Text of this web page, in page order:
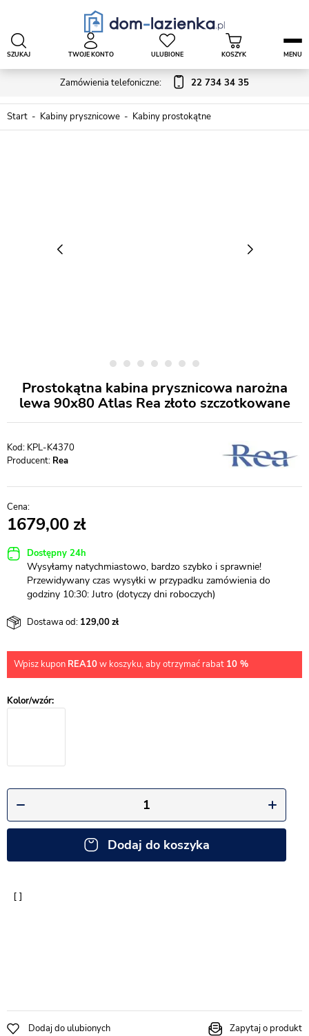
Zamówienia telefoniczne: 22 734 34 35
SZUKAJ TWOJE KONTO ULUBIONE KOSZYK MENU
Start Kabiny prysznicowe Kabiny prostokątne
Prostokątna kabina prysznicowa narożna
lewa 90x80 Atlas Rea złoto szczotkowane
KPL-K4370
Producent: Rea
1679,00
Dostępny 24h
Wysyłamy natychmiastowo, bardzo szybko i sprawnie!
Przewidywany czas wysyłki w przypadku zamówienia do
godziny 10:30: Jutro (dotyczy dni roboczych)
Dostawa od: 129,00
Wpisz kupon REA10w koszyku, aby otrzymać rabat 10 %
Dodaj do koszyka
Dodaj do ulubionych Zapytaj o produkt